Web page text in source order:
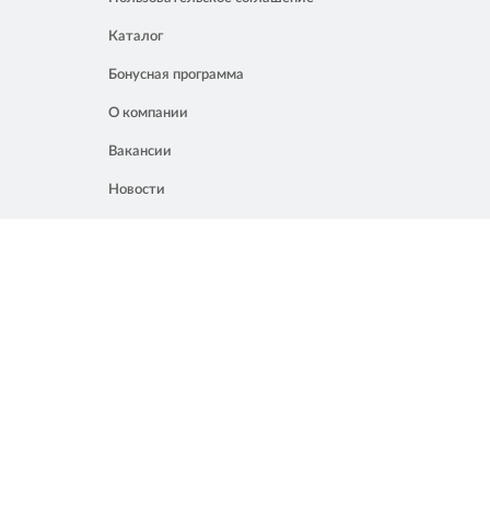
Каталог
Бонусная программа
О компании
Вакансии
Новости